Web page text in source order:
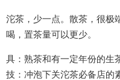
沱茶，少一点。散茶，很极
喝，置茶量可以更少。
具：熟茶和有一定年份的生
技：冲泡下关沱茶必备店的